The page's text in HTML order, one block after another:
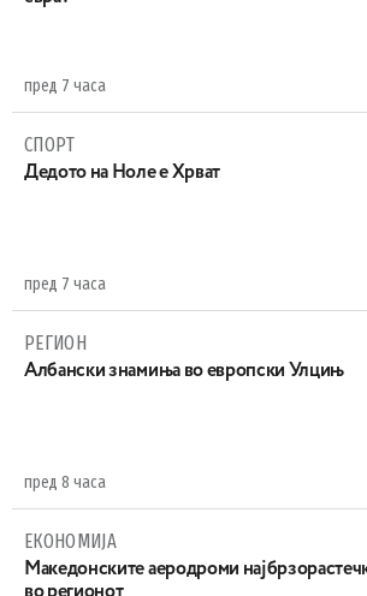
пред 7 часа
СПОРТ
Дедото на Ноле е Хрват
пред 7 часа
РЕГИОН
Aлбански знамиња во европски Улцињ
пред 8 часа
ЕКОНОМИЈА
Maкедонските аеродроми
во регионот